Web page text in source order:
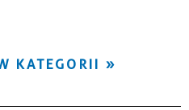
KATEGORII